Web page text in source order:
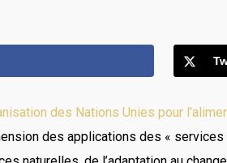
des Nations Unies pour
des applications des « services